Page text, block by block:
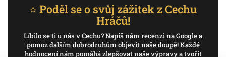
⭐ Poděl se o svůj zážitek z Cechu
Hráčů!
Líbilo se ti u nás v Cechu? Napiš nám recenzi na Google a
pomoz dalším dobrodruhům objevit naše doupě! Každé
hodnocení nám pomáhá zlepšovat naše výpravy a tvořit